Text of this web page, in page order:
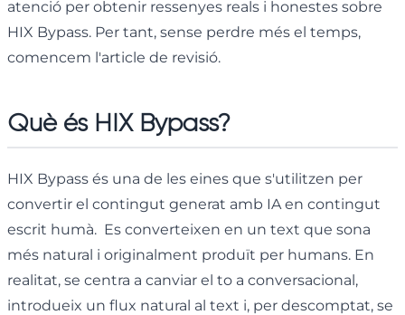
atenció per obtenir ressenyes reals i honestes sobre
HIX Bypass. Per tant, sense perdre més el temps,
comencem l'article de revisió.
Què és HIX Bypass?
HIX Bypass és una de les eines que s'utilitzen per
convertir el contingut generat amb IA en contingut
escrit humà. Es converteixen en un text que sona
més natural i originalment produït per humans. En
realitat, se centra a canviar el to a conversacional,
introdueix un flux natural al text i, per descomptat, se